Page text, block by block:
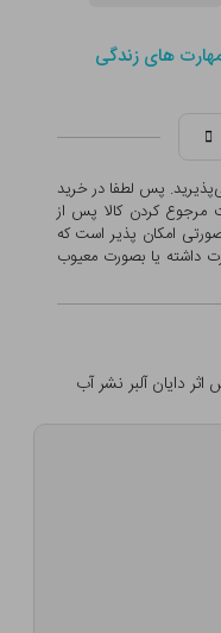
های زندگی
پس لطفا در خرید
مرجوع کردن کالا پس از
امکان پذیر است که
داشته یا بصورت معيوب